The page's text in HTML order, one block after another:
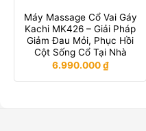
Máy Massage Cổ Vai Gáy
Kachi MK426 – Giải Pháp
Giảm Đau Mỏi, Phục Hồi
Cột Sống Cổ Tại Nhà
6.990.000₫